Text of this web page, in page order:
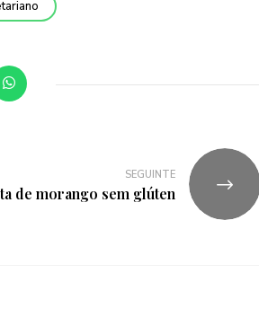
SEGUINTE
de morango sem glúten